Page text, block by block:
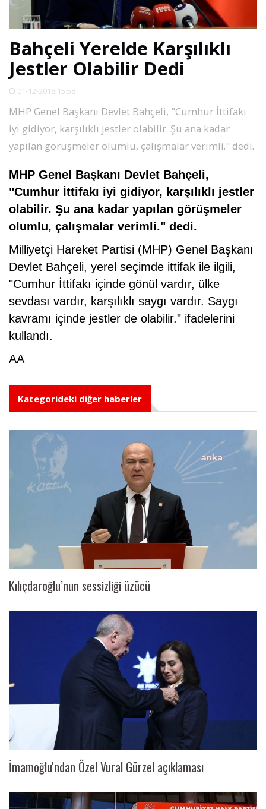
SPOR
DÜNYA
VİDEO
RESMİ
REKLAMLAR
Bahçeli Yerelde Karşılıklı
Jestler Olabilir Dedi
01-12-2018 15:58
MHP Genel Başkanı Devlet Bahçeli, "Cumhur İttifakı
iyi gidiyor, karşılıklı jestler olabilir. Şu ana kadar
yapılan görüşmeler olumlu, çalışmalar verimli." dedi.
MHP Genel Başkanı Devlet Bahçeli,
"Cumhur İttifakı iyi gidiyor, karşılıklı jestler
olabilir. Şu ana kadar yapılan görüşmeler
olumlu, çalışmalar verimli." dedi.
Milliyetçi Hareket Partisi (MHP) Genel Başkanı
Devlet Bahçeli, yerel seçimde ittifak ile ilgili,
"Cumhur İttifakı içinde gönül vardır, ülke
sevdası vardır, karşılıklı saygı vardır. Saygı
kavramı içinde jestler de olabilir." ifadelerini
kullandı.
AA
Kategorideki diğer haberler
Kılıçdaroğlu’nun sessizliği üzücü
İmamoğlu'ndan Özel Vural Gürzel açıklaması